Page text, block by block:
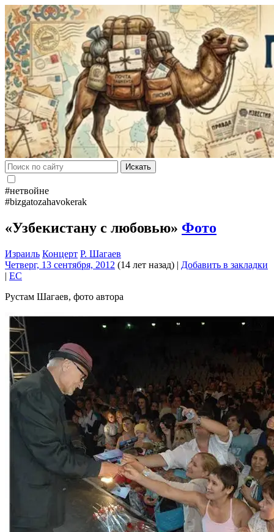
Искать
#нетвойне
#bizgatozahavokerak
«Узбекистану с любовью» Фото
Израиль Концерт Р. Шагаев
Четверг, 13 сентября, 2012 (14 лет назад) | Добавить в закладки
| EC
Рустам Шагаев, фото автора